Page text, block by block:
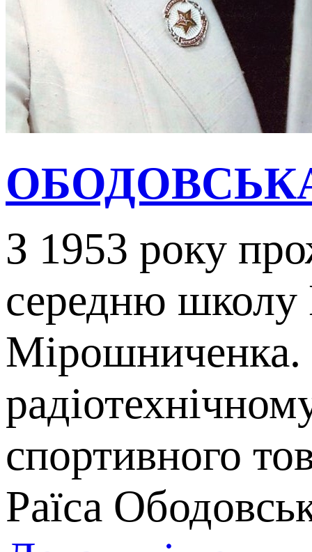
З 1953 року
середню
Мірошниченка.
спортивного
Раїса